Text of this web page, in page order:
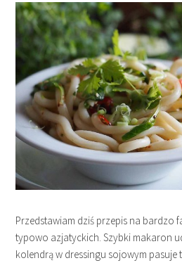
Przedstawiam dziś przepis na bardzo
typowo azjatyckich. Szybki makaron
kolendrą w dressingu sojowym